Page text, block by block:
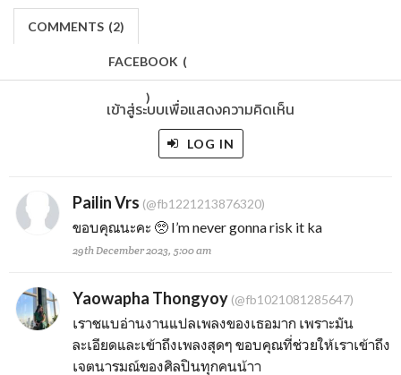
COMMENTS (2)
FACEBOOK (
)
เข้าสู่ระบบเพื่อแสดงความคิดเห็น
LOG IN
Pailin Vrs (@fb1221213876320)
ขอบคุณนะคะ 🥺 I’m never gonna risk it ka
29th December 2023, 5:00 am
Yaowapha Thongyoy (@fb1021081285647)
เราชแบอ่านงานแปลเพลงของเธอมาก เพราะมัน
ละเอียดและเข้าถึงเพลงสุดๆ ขอบคุณที่ช่วยให้เราเข้าถึง
เจตนารมณ์ของศิลปินทุกคนน้าา